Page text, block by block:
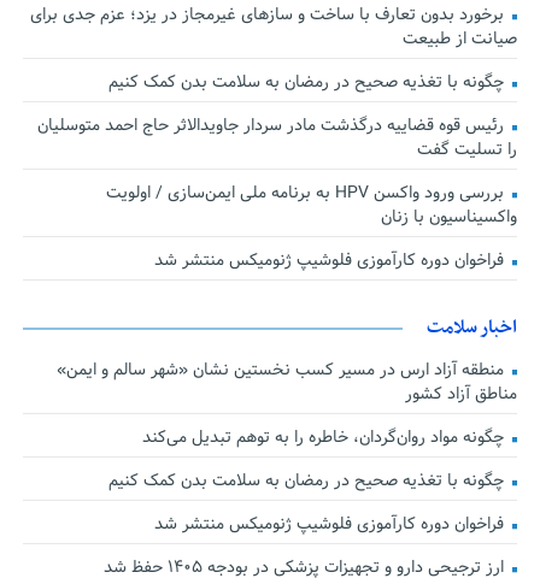
برخورد بدون تعارف با ساخت‌ و سازهای غیرمجاز در یزد؛ عزم جدی برای
صیانت از طبیعت
چگونه با تغذیه صحیح در رمضان به سلامت بدن کمک کنیم
رئیس قوه قضاییه درگذشت مادر سردار جاویدالاثر حاج احمد متوسلیان
را تسلیت گفت
بررسی ورود واکسن HPV به برنامه ملی ایمن‌سازی / اولویت
واکسیناسیون با زنان
فراخوان دوره کارآموزی فلوشیپ ژنومیکس منتشر شد
اخبار سلامت
منطقه آزاد ارس در مسیر کسب نخستین نشان «شهر سالم و ایمن»
مناطق آزاد کشور
چگونه مواد روان‌گردان، خاطره را به توهم تبدیل می‌کند
چگونه با تغذیه صحیح در رمضان به سلامت بدن کمک کنیم
فراخوان دوره کارآموزی فلوشیپ ژنومیکس منتشر شد
ارز ترجیحی دارو و تجهیزات پزشکی در بودجه ۱۴۰۵ حفظ شد